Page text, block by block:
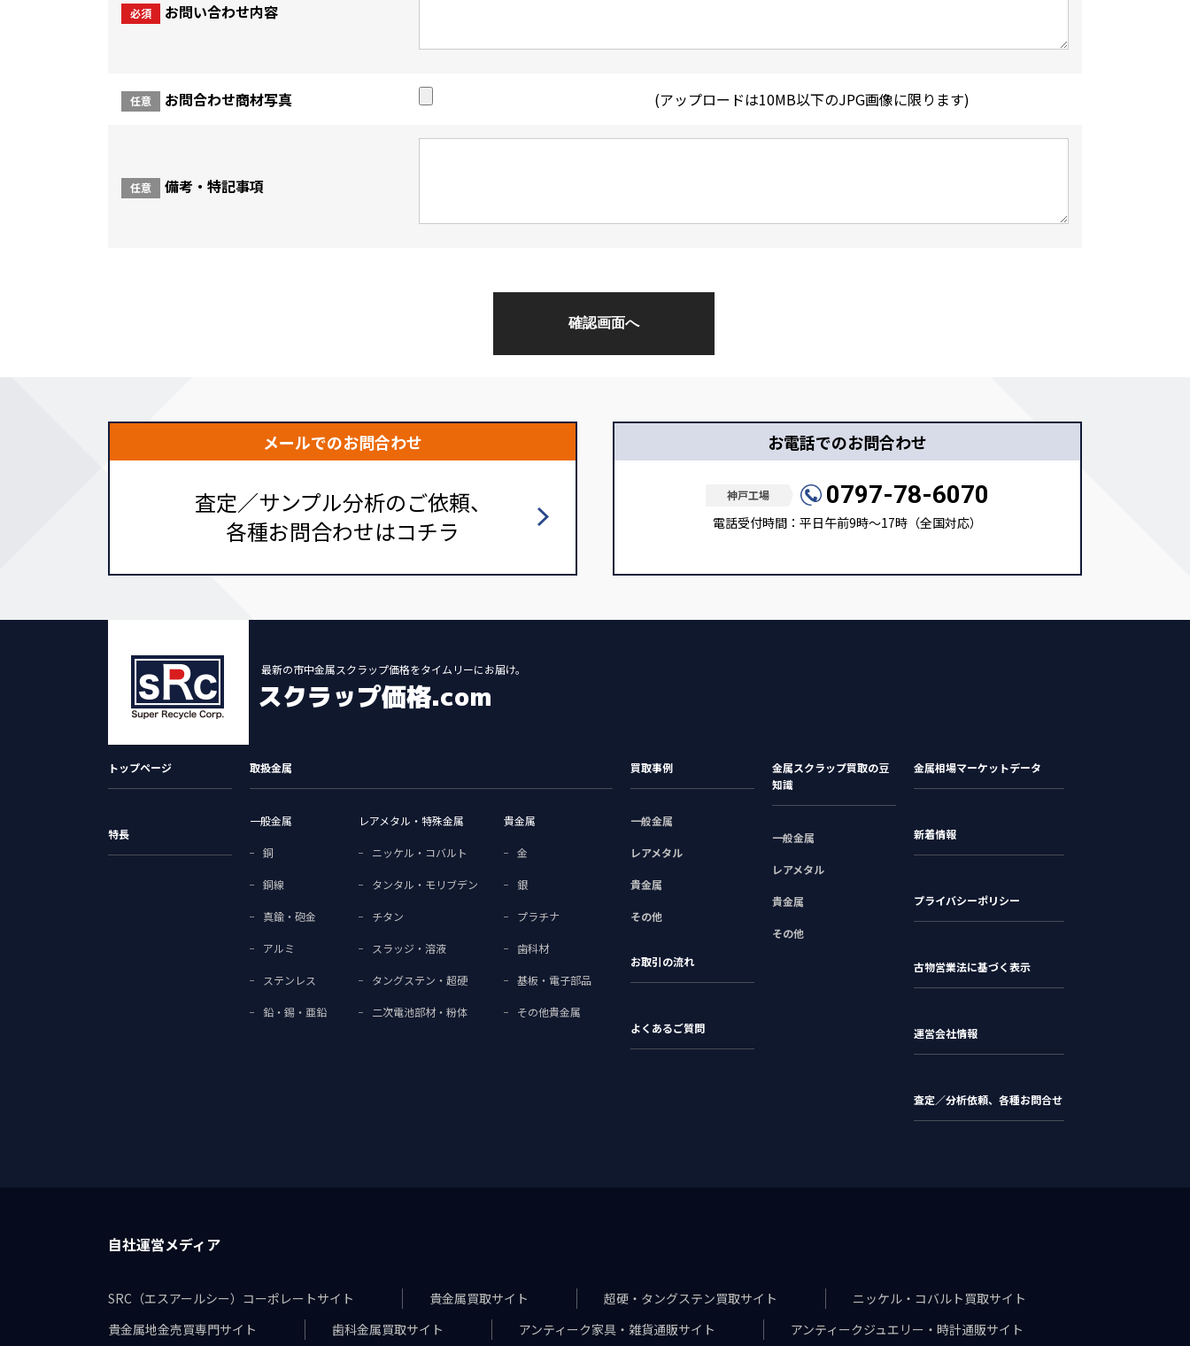
必須 お問い合わせ内容
任意 お問合わせ商材写真 (アップロードは10MB以下のJPG画像に限ります)
任意 備考・特記事項
メールでのお問合わせ
査定／サンプル分析のご依頼、
各種お問合わせはコチラ
お電話でのお問合わせ
神戸工場 0797-78-6070
電話受付時間：平日午前9時～17時（全国対応）
最新の市中金属スクラップ価格をタイムリーにお届け。
スクラップ価格.com
トップページ
特長
取扱金属
一般金属
銅
銅線
真鍮・砲金
アルミ
ステンレス
鉛・錫・亜鉛
レアメタル・特殊金属
ニッケル・コバルト
タンタル・モリブデン
チタン
スラッジ・溶液
タングステン・超硬
二次電池部材・粉体
貴金属
金
銀
プラチナ
歯科材
基板・電子部品
その他貴金属
買取事例
一般金属
レアメタル
貴金属
その他
お取引の流れ
よくあるご質問
金属スクラップ買取の豆
知識
一般金属
レアメタル
貴金属
その他
金属相場マーケットデータ
新着情報
プライバシーポリシー
古物営業法に基づく表示
運営会社情報
査定／分析依頼、各種お問合せ
自社運営メディア
SRC（エスアールシー）コーポレートサイト 貴金属買取サイト 超硬・タングステン買取サイト
ニッケル・コバルト買取サイト
貴金属地金売買専門サイト
歯科金属買取サイト アンティーク家具・雑貨通販サイト アンティークジュエリー・時計通販サイト